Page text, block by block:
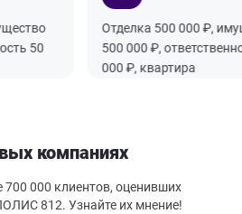
50
Отделка 500 000 ₽,
500 000 ₽,
000 ₽, квартира
компаниях
700 000 клиентов, оценивших
812. Узнайте их мнение!